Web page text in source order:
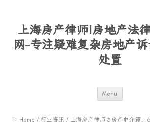
上海房产律师|房地产法
网-专注疑难复杂房地产
处置
Menu
content
⚐ Home / 行业资讯 / 上海房产律师之房产中介篇：6.购买拍卖